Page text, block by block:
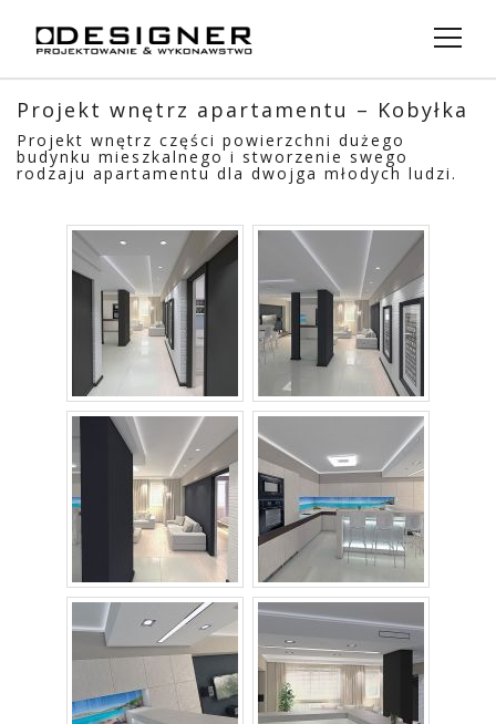
Menu
o Nas
Projekty
Zespół
AIG Investment
Kontakt
Projekt wnętrz apartamentu – Kobyłka
Projekt wnętrz części powierzchni dużego
budynku mieszkalnego i stworzenie swego
rodzaju apartamentu dla dwojga młodych ludzi.